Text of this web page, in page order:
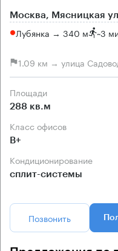
Москва, Мясницкая
Лубянка → 340 м ~3
1.09 км → улица
Площади
288 кв.м
Класс офисов
B+
Кондиционирование
сплит-системы
Позвонить